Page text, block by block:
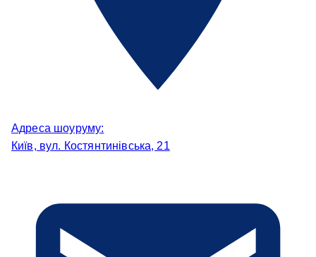
Адреса шоуруму:
Київ, вул. Костянтинівська, 21